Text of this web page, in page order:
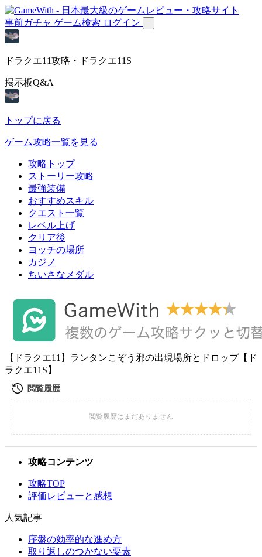
事前ガチャ ゲーム検索 ログイン
ドラクエ11攻略・ドラクエ11S
掲示板Q&A
トップに戻る
ゲーム攻略一覧を見る
攻略トップ
ストーリー攻略
最強装備
おすすめスキル
クエスト一覧
レベル上げ
クリア後
ヨッチの場所
カジノ
ちいさなメダル
【ドラクエ11】ランタンこぞう邪の出現場所とドロップ【ド
ラクエ11S】
攻略コンテンツ
攻略TOP
評価レビューと感想
人気記事
序盤の効率的な進め方
取り返しのつかない要素